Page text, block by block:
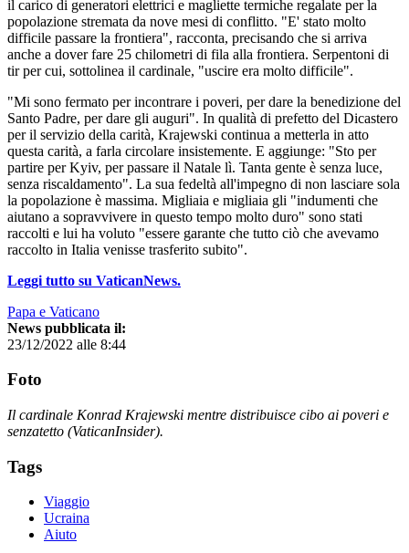
il carico di generatori elettrici e magliette termiche regalate per la
popolazione stremata da nove mesi di conflitto. "E' stato molto
difficile passare la frontiera", racconta, precisando che si arriva
anche a dover fare 25 chilometri di fila alla frontiera. Serpentoni di
tir per cui, sottolinea il cardinale, "uscire era molto difficile".
"Mi sono fermato per incontrare i poveri, per dare la benedizione del
Santo Padre, per dare gli auguri". In qualità di prefetto del Dicastero
per il servizio della carità, Krajewski continua a metterla in atto
questa carità, a farla circolare insistemente. E aggiunge: "Sto per
partire per Kyiv, per passare il Natale lì. Tanta gente è senza luce,
senza riscaldamento". La sua fedeltà all'impegno di non lasciare sola
la popolazione è massima. Migliaia e migliaia gli "indumenti che
aiutano a sopravvivere in questo tempo molto duro" sono stati
raccolti e lui ha voluto "essere garante che tutto ciò che avevamo
raccolto in Italia venisse trasferito subito".
Leggi tutto su VaticanNews.
Papa e Vaticano
News pubblicata il:
23/12/2022 alle 8:44
Foto
Il cardinale Konrad Krajewski mentre distribuisce cibo ai poveri e
senzatetto (VaticanInsider).
Tags
Viaggio
Ucraina
Aiuto